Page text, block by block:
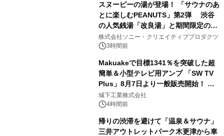
スヌーピーの湯が登場！ 「サウナのあ
とに楽しむPEANUTS」第2弾 渋谷
の人気銭湯「改良湯」と期間限定のコ
ラボレーション サウナイキタイコラ
ボグッズも発売決定！
株式会社ソニー・クリエイティブプロダクツ
3時間前
Makuakeで目標1341％を突破した超
簡単＆小型テレビ用アンプ 「SW TV
Plus」8月7日より一般販売開始！ ケ
ーブル1本つなぐだけ、テレビの音が
ぐっと豊かに
城下工業株式会社
4時間前
帰りの渋滞を避けて「温泉＆サウナ」
三井アウトレットパーク木更津から車